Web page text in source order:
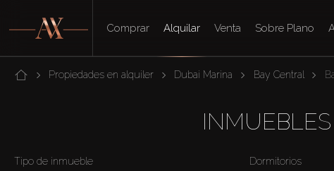
Comprar Alquilar Venta Sobre Plano
Propiedades en alquiler Dubai Marina Bay Central
Tipo de inmueble Dormitorios